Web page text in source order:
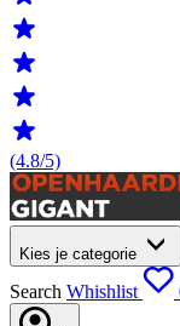
(4.8/5)
Kies je categorie
Search Whishlist